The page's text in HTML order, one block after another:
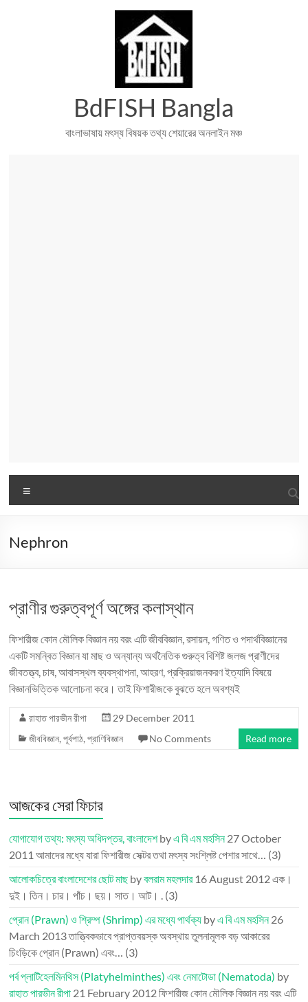
BdFISH Bangla
বাংলাভাষায় মৎস্য বিষয়ক তথ্য শেয়ারের অনলাইন মঞ্চ
Nephron
প্রাণীর গুরুত্বপূর্ণ অঙ্গের কলাস্থান
ফিশারীজ কোন মৌলিক বিজ্ঞান নয় বরং এটি জীববিজ্ঞান, রসায়ন, গণিত ও পদার্থবিজ্ঞানের
একটি সমন্বিত বিজ্ঞান যা মাছ ও অন্যান্য অর্থনৈতিক গুরুত্ব বিশিষ্ট জলজ প্রাণীদের
জীবতত্ত্ব, চাষ, আবাসস্থল ব্যবস্থাপনা, আহরণ, প্রক্রিয়াজনকরণ ইত্যাদি বিষয়ে
বিজ্ঞানভিত্তিক আলোচনা করে। তাই ফিশারীজকে বুঝতে হলে অবশ্যই
রাহাত পারভীন রীপা
29 December 2011
জীববিজ্ঞান,পূর্বপাঠ,প্রাণিবিজ্ঞান No Comments Read more
আজকের সেরা ফিচার
যোগাযোগ তথ্য: মৎস্য অধিদপ্তর, বাংলাদেশbyএ বি এম মহসিন27 October
2011 আমাদের মধ্যে যারা ফিশারীজ সেক্টর তথা মৎস্য সংশ্লিষ্ট পেশার সাথে… (3)
আলোকচিত্রে বাংলাদেশের ছোট মাছbyবলরাম মহলদার 16 August 2012এক।
দুই। তিন। চার। পাঁচ। ছয়। সাত। আট। . (3)
প্রোন (Prawn) ও শ্রিম্প (Shrimp) এর মধ্যে পার্থক্য byএ বি এম মহসিন26
March 2013তাত্ত্বিকভাবে প্রাপ্তবয়স্ক অবস্থায় তুলনামূলক বড় আকারের
চিংড়িকে প্রোন (Prawn) এবং… (3)
পর্ব প্লাটিহেলমিনথিস (Platyhelminthes) এবং নেমাটোডা (Nematoda) by
রাহাত পারভীন রীপা 21 February 2012ফিশারীজ কোন মৌলিক বিজ্ঞান নয় বরং এটি